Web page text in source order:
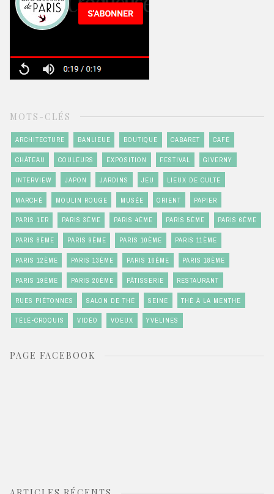
MOTS-CLÉS
ARCHITECTURE BANLIEUE BOUTIQUE CABARET CAFÉ
CHÂTEAU COULEURS EXPOSITION FESTIVAL GIVERNY
INTERVIEW JAPON JARDINS JEU LIEUX DE CULTE
MARCHÉ MOULIN ROUGE MUSÉE ORIENT PAPIER
PARIS 1ER PARIS 3ÈME PARIS 4ÈME PARIS 5ÈME PARIS 6ÈME
PARIS 8ÈME PARIS 9ÈME PARIS 10ÈME PARIS 11ÈME
PARIS 12ÈME PARIS 13ÈME PARIS 16ÈME PARIS 18ÈME
PARIS 19ÈME PARIS 20ÈME PÂTISSERIE RESTAURANT
RUES PIÉTONNES SALON DE THÉ SEINE THÉ À LA MENTHE
TÉLÉ-CROQUIS VIDÉO VOEUX YVELINES
PAGE FACEBOOK